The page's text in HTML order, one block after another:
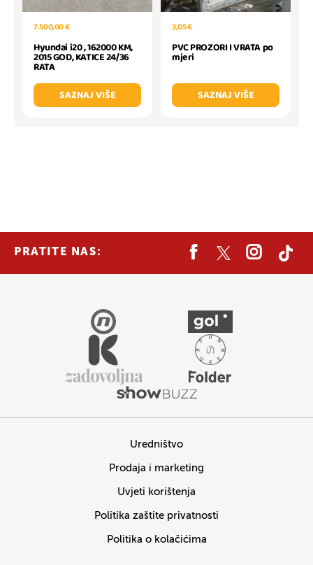
7.500,00 €
Hyundai i20 , 162000 KM,
2015 GOD, KATICE 24/36
RATA
SAZNAJ VIŠE
3,05 €
PVC PROZORI I VRATA po
mjeri
SAZNAJ VIŠE
PRATITE NAS:
Uredništvo
Prodaja i marketing
Uvjeti korištenja
Politika zaštite privatnosti
Politika o kolačićima